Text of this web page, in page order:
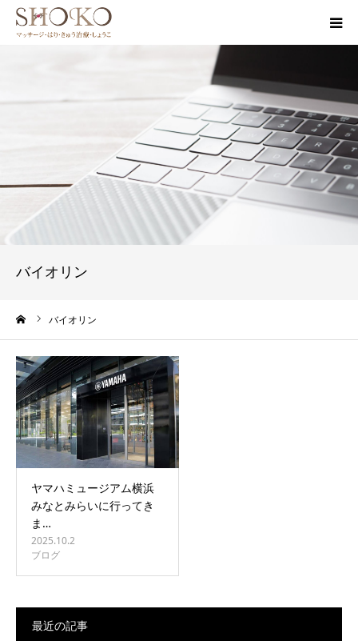
バイオリン
バイオリン
ヤマハミュージアム横浜
みなとみらいに行ってき
ま…
2025.10.2
ブログ
最近の記事
ブログ